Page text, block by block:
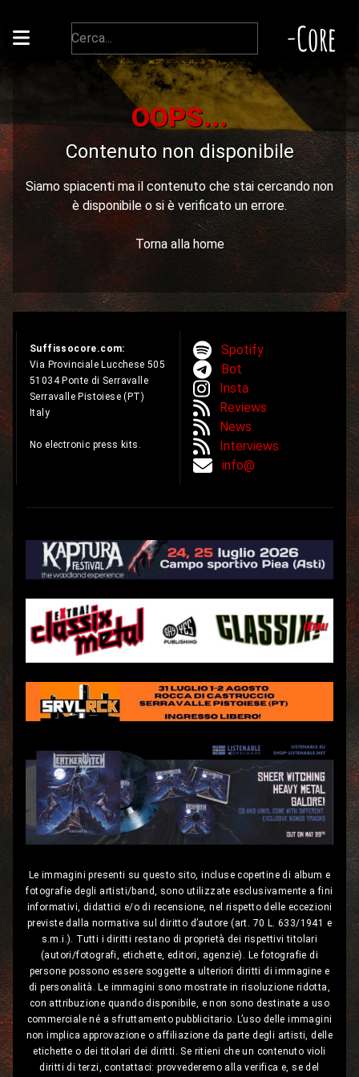
-Core
OOPS...
Contenuto non disponibile
Siamo spiacenti ma il contenuto che stai cercando non
è disponibile o si è verificato un errore.
Torna alla home
Suffissocore.com:
Via Provinciale Lucchese 505
51034 Ponte di Serravalle
Serravalle Pistoiese (PT)
Italy
No electronic press kits.
Spotify
Bot
Insta
Reviews
News
Interviews
info@
Le immagini presenti su questo sito, incluse copertine di album e
fotografie degli artisti/band, sono utilizzate esclusivamente a fini
informativi, didattici e/o di recensione, nel rispetto delle eccezioni
previste dalla normativa sul diritto d’autore (art. 70 L. 633/1941 e
s.m.i.). Tutti i diritti restano di proprietà dei rispettivi titolari
(autori/fotografi, etichette, editori, agenzie). Le fotografie di
persone possono essere soggette a ulteriori diritti di immagine e
di personalità. Le immagini sono mostrate in risoluzione ridotta,
con attribuzione quando disponibile, e non sono destinate a uso
commerciale né a sfruttamento pubblicitario. L’uso delle immagini
non implica approvazione o affiliazione da parte degli artisti, delle
etichette o dei titolari dei diritti. Se ritieni che un contenuto violi
diritti di terzi, contattaci: provvederemo alla verifica e, se del